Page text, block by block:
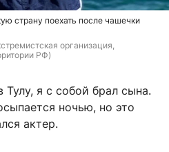
страну поехать после чашечки
организация,
РФ)
я с собой брал сына.
ночью, но это
актер.